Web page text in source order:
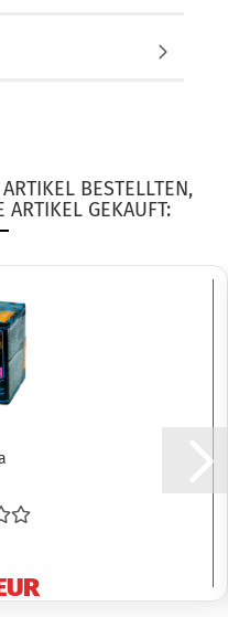
BESTELLTEN,
ARTIKEL GEKAUFT: